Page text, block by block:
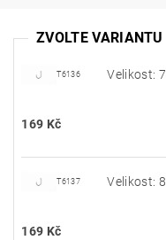
ZVOLTE VARIANTU
T6136 Velikost: 7
169 Kč
T6137 Velikost: 8
169 Kč